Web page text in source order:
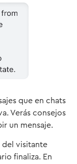
que en chats
Verás consejos
un mensaje.
del visitante
finaliza. En